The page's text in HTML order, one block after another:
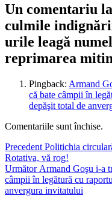
Un comentariu
culmile
urile leagă
reprimarea
Pingback: Armand
că bate câmpii în
depăşit total de
Comentariile sunt închise.
Navigare
în
articole
Precedent Articolul
anterior:
Politichia
Rotativa, vă rog!
Următor Articolul
următor:
Armand Goşu i-a
câmpii în legătură cu
anvergura invitatului